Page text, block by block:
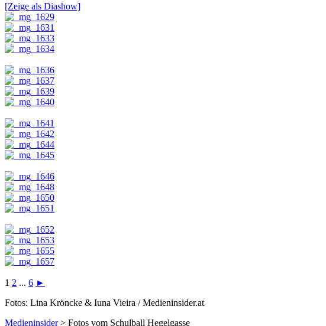
[Zeige als Diashow]
1 2 ... 6 ►
Fotos: Lina Kröncke & Iuna Vieira / Medieninsider.at
Medieninsider> Fotos vom Schulball Hegelgasse